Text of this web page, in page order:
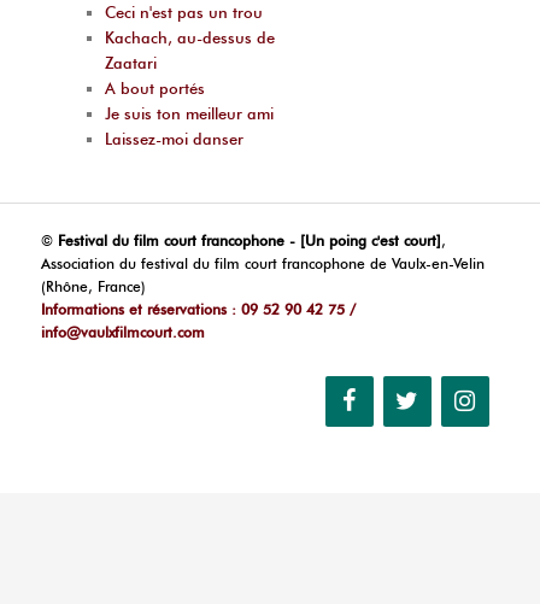
Ceci n'est pas un trou
Kachach, au-dessus de
Zaatari
A bout portés
Je suis ton meilleur ami
Laissez-moi danser
© Festival du film court francophone - [Un poing c'est court],
Association du festival du film court francophone de Vaulx-en-Velin
(Rhône, France)
Informations et réservations : 09 52 90 42 75 /
info@vaulxfilmcourt.com